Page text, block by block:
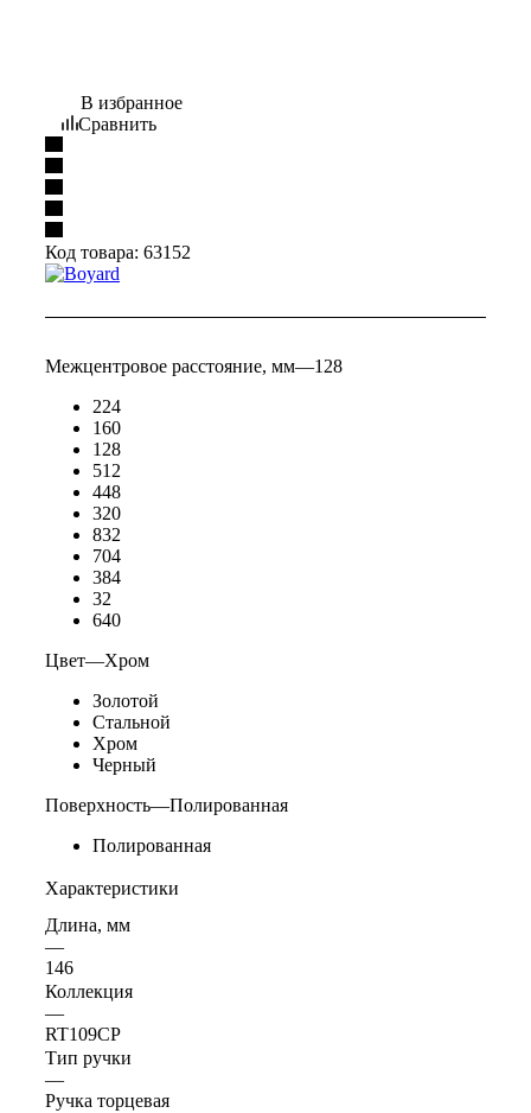
В избранное
Сравнить
Код товара: 63152
Межцентровое расстояние, мм—128
224
160
128
512
448
320
832
704
384
32
640
Цвет—Хром
Золотой
Стальной
Хром
Черный
Поверхность—Полированная
Полированная
Характеристики
Длина, мм
—
146
Коллекция
—
RT109CP
Тип ручки
—
Ручка торцевая